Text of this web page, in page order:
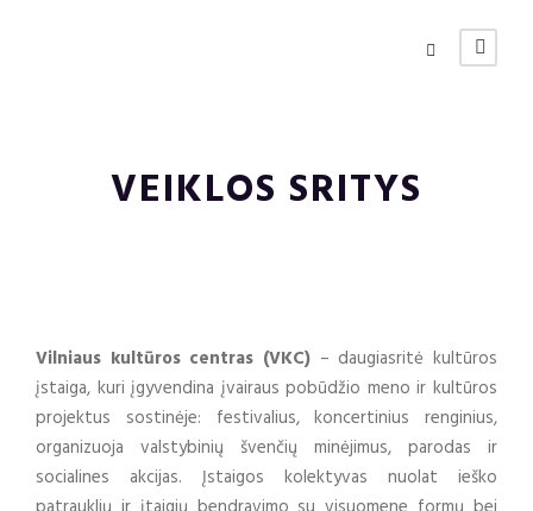
VEIKLOS SRITYS
Vilniaus kultūros centras (VKC) – daugiasritė kultūros
įstaiga, kuri įgyvendina įvairaus pobūdžio meno ir kultūros
projektus sostinėje: festivalius, koncertinius renginius,
organizuoja valstybinių švenčių minėjimus, parodas ir
socialines akcijas. Įstaigos kolektyvas nuolat ieško